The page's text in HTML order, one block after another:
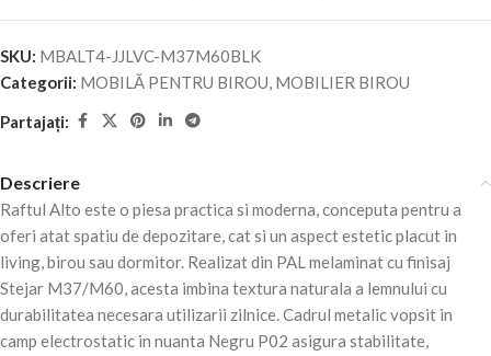
SKU: MBALT4-JJLVC-M37M60BLK
Categorii: MOBILĂ PENTRU BIROU, MOBILIER BIROU
Partajați:
Descriere
Raftul Alto este o piesa practica si moderna, conceputa pentru a
oferi atat spatiu de depozitare, cat si un aspect estetic placut in
living, birou sau dormitor. Realizat din PAL melaminat cu finisaj
Stejar M37/M60, acesta imbina textura naturala a lemnului cu
durabilitatea necesara utilizarii zilnice. Cadrul metalic vopsit in
camp electrostatic in nuanta Negru P02 asigura stabilitate,